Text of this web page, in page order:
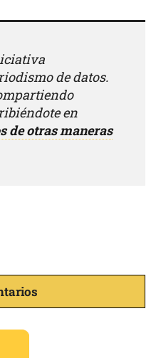
de datos.
en
de otras maneras